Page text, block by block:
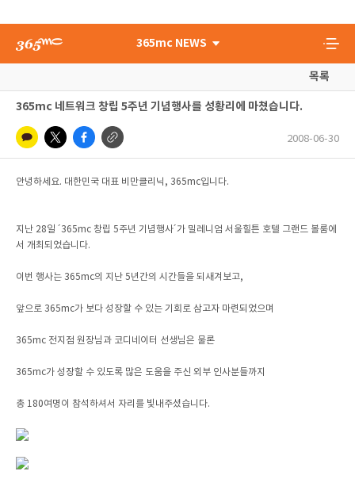
365mc NEWS
목록
365mc 네트워크 창립 5주년 기념행사를 성황리에 마쳤습니다.
2008-06-30
안녕하세요. 대한민국 대표 비만클리닉, 365mc입니다.
지난 28일 ´365mc 창립 5주년 기념행사´가 밀레니엄 서울힐튼 호텔 그랜드 볼룸에
서 개최되었습니다.
이번 행사는 365mc의 지난 5년간의 시간들을 되새겨보고,
앞으로 365mc가 보다 성장할 수 있는 기회로 삼고자 마련되었으며
365mc 전지점 원장님과 코디네이터 선생님은 물론
365mc가 성장할 수 있도록 많은 도움을 주신 외부 인사분들까지
총 180여명이 참석하셔서 자리를 빛내주셨습니다.